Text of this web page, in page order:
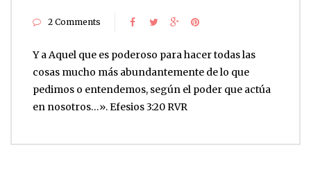
2 Comments
Y a Aquel que es poderoso para hacer todas las
cosas mucho más abundantemente de lo que
pedimos o entendemos, según el poder que actúa
en nosotros…». Efesios 3:20 RVR